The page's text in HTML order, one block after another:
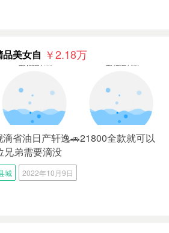
美女自 ￥2.18万
省油日产轩逸🚗21800全款就可以
兄弟需要滴没
城 2022年10月9日